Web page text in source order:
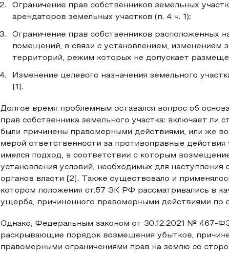
Ограничение прав собственников земельных
арендаторов земельных участков (п. 4 ч. 1);
Ограничение прав собственников расположенных
помещений, в связи с установлением, изменением
территорий, режим которых не допускает
Изменение целевого назначения земельного
[1].
Долгое время проблемным оставался вопрос об
прав собственника земельного участка: включает
были причинены правомерными действиями, или же
мерой ответственности за противоправные
имелся подход, в соответствии с которым
установления условий, необходимых для наступления
органов власти [2]. Также существовало и
котором положения ст.57 ЗК РФ рассматривались в
ущерба, причиненного правомерными действиями по
Однако, Федеральным законом от 30.12.2021 № 467-
раскрывающие порядок возмещения убытков,
правомерными ограничениями прав на землю со